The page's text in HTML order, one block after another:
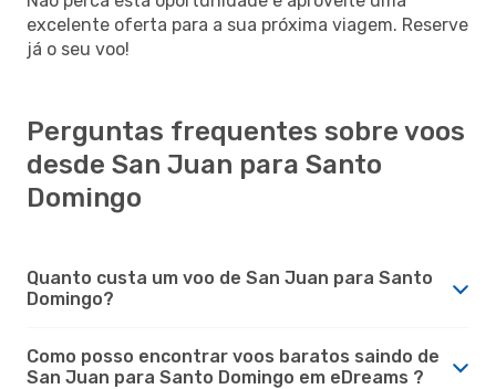
excelente oferta para a sua próxima viagem. Reserve
já o seu voo!
Perguntas frequentes sobre voos
desde San Juan para Santo
Domingo
Quanto custa um voo de San Juan para Santo
Domingo?
Como posso encontrar voos baratos saindo de
San Juan para Santo Domingo em eDreams ?